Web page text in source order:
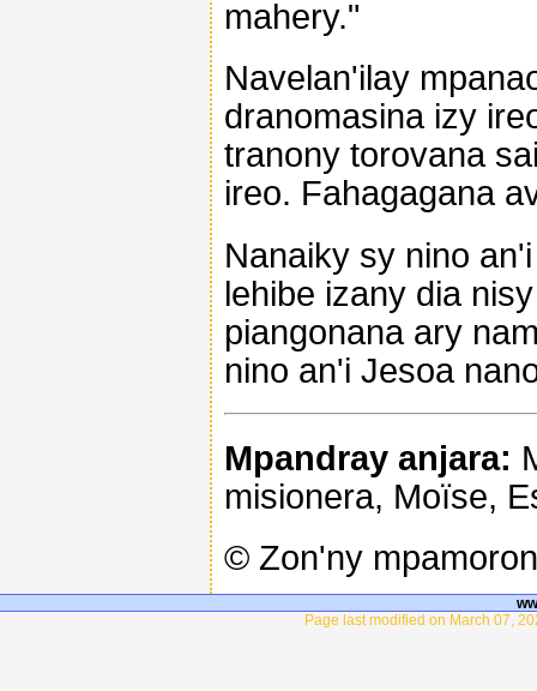
mahery."
Navelan'ilay
dranomasina izy
tranony torovana
ireo. Fahagagana
Nanaiky sy nino
lehibe izany dia
piangonana ary
nino an'i Jesoa
Mpandray anjara:
misionera, Moïse,
© Zon'ny
Page last modified on March 07,